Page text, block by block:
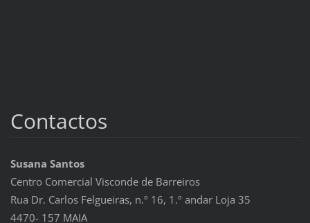
Contactos
Susana Santos
Centro Comercial Visconde de Barreiros
Rua Dr. Carlos Felgueiras, n.º 16, 1.º andar Loja 35
4470- 157 MAIA